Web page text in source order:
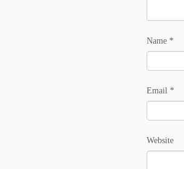
Name *
Email *
Website